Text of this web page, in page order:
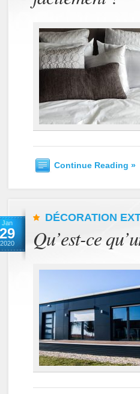
Continue Reading »
Jan
29
2020
DÉCORATION
Qu’est-ce